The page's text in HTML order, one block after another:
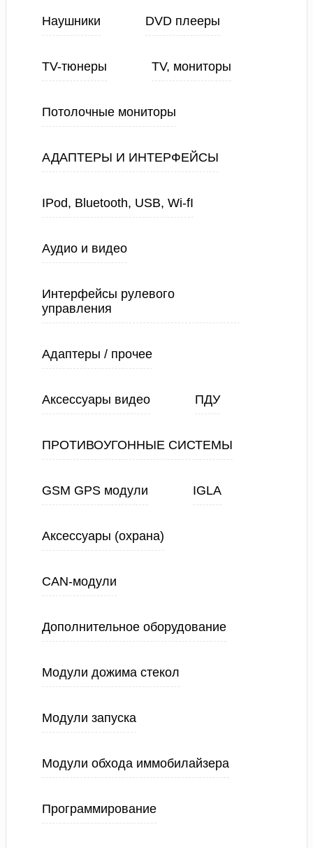
Наушники DVD плееры
TV-тюнеры TV, мониторы
Потолочные мониторы
АДАПТЕРЫ И ИНТЕРФЕЙСЫ
IPod, Bluetooth, USB, Wi-fI
Аудио и видео
Интерфейсы рулевого
управления
Адаптеры / прочее
Аксессуары видео ПДУ
ПРОТИВОУГОННЫЕ СИСТЕМЫ
GSM GPS модули IGLA
Аксессуары (охрана)
CAN-модули
Дополнительное оборудование
Модули дожима стекол
Модули запуска
Модули обхода иммобилайзера
Программирование